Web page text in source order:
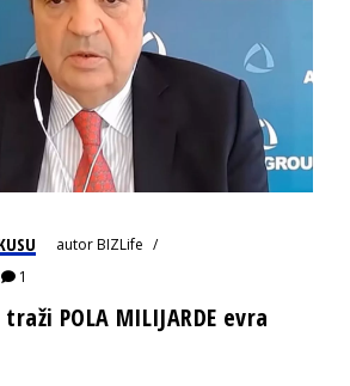
autorBIZLife
1
POLA MILIJARDE evra